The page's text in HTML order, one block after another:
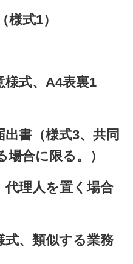
様式1）
様式、A4表裏1
出書（様式3、共同
合に限る。）
代理人を置く場合
式、類似する業務